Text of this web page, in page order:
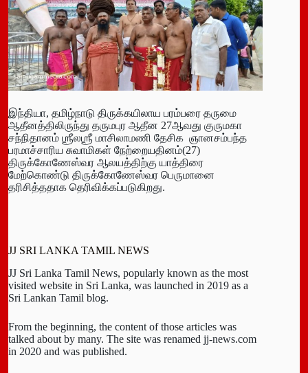
இந்தியா, தமிழ்நாடு திருக்கயிலாய பரம்பரை தருமை
ஆதீனத்திலிருந்து தருமபுர ஆதீன 27ஆவது குருமகா
சந்நிதானம் ஶ்ரீலஶ்ரீ மாசிலாமணி தேசிக ஞானசம்பந்த
பரமாச்சாரிய சுவாமிகள் நேற்றையதினம்(27)
திருக்கோணேஸ்வர ஆலயத்திற்கு யாத்திரை
மேற்கொண்டு திருக்கோணேஸ்வர பெருமானை
தரிசித்ததாக தெரிவிக்கப்படுகிறது.
JJ SRI LANKA TAMIL NEWS
JJ Sri Lanka Tamil News, popularly known as the most
visited website in Sri Lanka, was launched in 2019 as a
Sri Lankan Tamil blog.
From the beginning, the content of those articles was
talked about by many. The site was renamed jj-news.com
in 2020 and was published.